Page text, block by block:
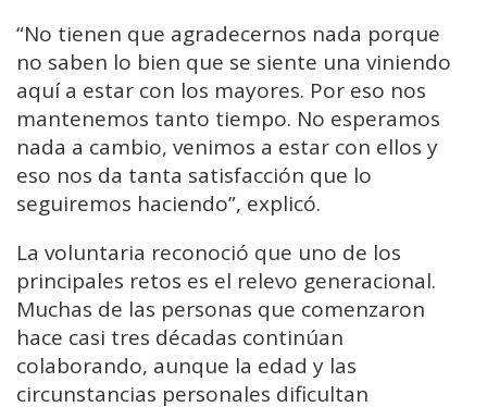
“No tienen que agradecernos nada porque
no saben lo bien que se siente una viniendo
aquí a estar con los mayores. Por eso nos
mantenemos tanto tiempo. No esperamos
nada a cambio, venimos a estar con ellos y
eso nos da tanta satisfacción que lo
seguiremos haciendo”, explicó.
La voluntaria reconoció que uno de los
principales retos es el relevo generacional.
Muchas de las personas que comenzaron
hace casi tres décadas continúan
colaborando, aunque la edad y las
circunstancias personales dificultan